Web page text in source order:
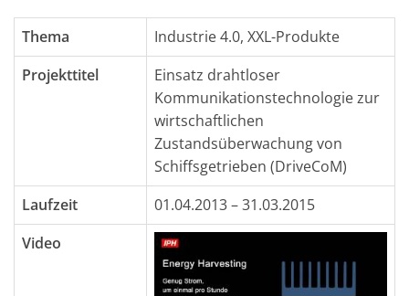
Thema Industrie 4.0, XXL-Produkte
Projekttitel
Einsatz drahtloser
Kommunikationstechnologie zur
wirtschaftlichen
Zustandsüberwachung von
Schiffsgetrieben (DriveCoM)
Laufzeit
01.04.2013 – 31.03.2015
Video